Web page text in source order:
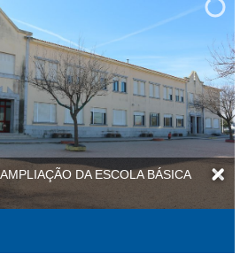
DA ESCOLA BÁSICA